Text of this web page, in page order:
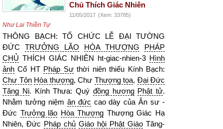
Chủ Thích Giác Nhiên
11/05/2017 (Xem: 33785)
Như Lai Thiền Tự
THÔNG BẠCH: TỔ CHỨC LỄ ĐẠI TƯỜNG
ĐỨC TRƯỞNG LÃO HÒA THƯỢNG
PHÁP
CHỦ THÍCH GIÁC NHIÊN ht-giac-nhien-3 Hình
ảnh Cố HT Pháp Sưthời niên thiếu Kính Bạch:
Chư Tôn Hòa thượng, Chư Thượng tọa, Đại Đức
Tăng Ni. Kính Thưa: Quý đồng hương Phật tử.
Nhằm tưởng niệm ân đức cao dày của Ân sư -
Đức Trưởng lão Hòa Thượng Thượng Giác Hạ
Nhiên, Đức Pháp chủ Giáo hội Phật Giáo Tăng-